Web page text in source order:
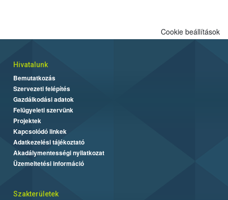
Cookie beállítások
Hivatalunk
Bemutatkozás
Szervezeti felépítés
Gazdálkodási adatok
Felügyeleti szervünk
Projektek
Kapcsolódó linkek
Adatkezelési tájékoztató
Akadálymentességi nyilatkozat
Üzemeltetési információ
Szakterületek